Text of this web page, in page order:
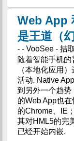
Web App
是王道（
- - VooSee - 拮
随着智能手机
（本地化应用
活动. Native
到另外一个趋
的Web App也
的Chrome、IE
其对HML5的完
已经开始内嵌.